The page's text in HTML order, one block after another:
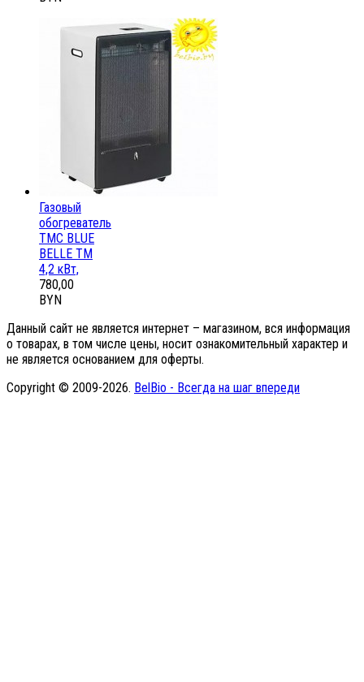
Газовый
обогреватель
ТМС BLUE
BELLE ТМ
4,2 кВт,
780,00
BYN
Данный сайт не является интернет – магазином, вся информация
о товарах, в том числе цены, носит ознакомительный характер и
не является основанием для оферты.
Copyright © 2009-2026. BelBio - Всегда на шаг впереди